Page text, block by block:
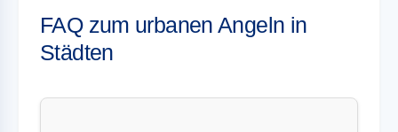
FAQ zum urbanen Angeln in
Städten